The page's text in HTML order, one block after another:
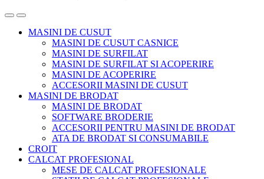
MASINI DE CUSUT
MASINI DE CUSUT CASNICE
MASINI DE SURFILAT
MASINI DE SURFILAT SI ACOPERIRE
MASINI DE ACOPERIRE
ACCESORII MASINI DE CUSUT
MASINI DE BRODAT
MASINI DE BRODAT
SOFTWARE BRODERIE
ACCESORII PENTRU MASINI DE BRODAT
ATA DE BRODAT SI CONSUMABILE
CROIT
CALCAT PROFESIONAL
MESE DE CALCAT PROFESIONALE